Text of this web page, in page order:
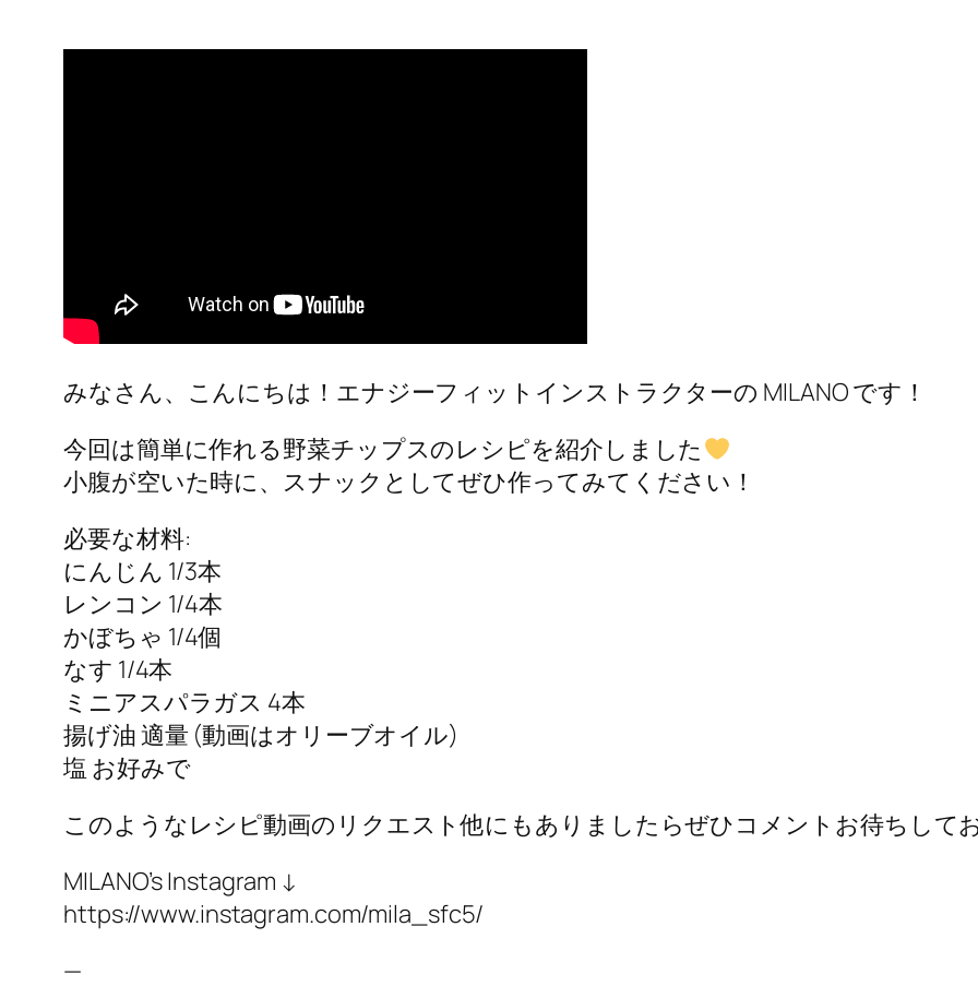
みなさん、こんにちは！エナジーフィットインストラクターの MILANO です！
今回は簡単に作れる野菜チップスのレシピを紹介しました
小腹が空いた時に、スナックとしてぜひ作ってみてください！
必要な材料:
にんじん 1/3本
レンコン 1/4本
かぼちゃ 1/4個
なす 1/4本
ミニアスパラガス 4本
揚げ油 適量 (動画はオリーブオイル)
塩 お好みで
このようなレシピ動画のリクエスト他にもありましたらぜひコメントお待ちして
MILANO’s Instagram ↓
https://www.instagram.com/mila_sfc5/
—